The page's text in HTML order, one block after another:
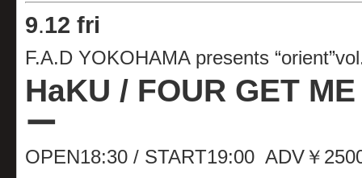
9.12 fri
F.A.D YOKOHAMA presents
HaKU / FOUR GET
ー
OPEN18:30 / START19:00 ADV￥